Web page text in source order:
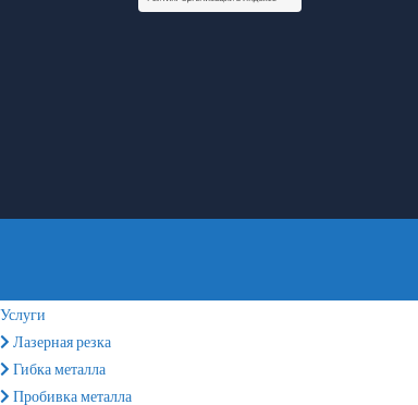
Услуги
Лазерная резка
Гибка металла
Пробивка металла